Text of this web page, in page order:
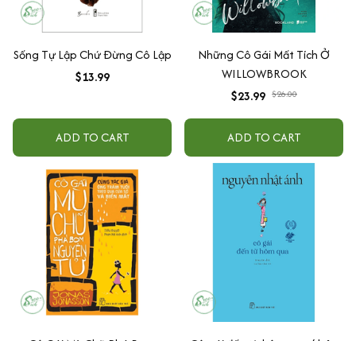
Sống Tự Lập Chứ Đừng Cô Lập
$13.99
ADD TO CART
Những Cô Gái Mất Tích Ở
WILLOWBROOK
$23.99 $26.00
ADD TO CART